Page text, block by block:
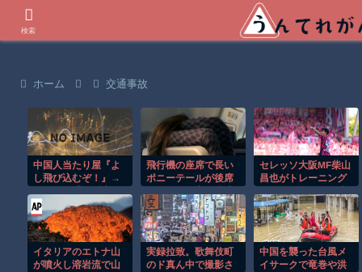
ホーム 交通事故
中国人当たり屋『よ
し飛び込むぞ！』→
強すぎて吹いたｗ
飛行機の座席で長い
ポニーテールが後席
行為！！
セレッソ大阪MF柴山
昌也がトレーニング
複合靭帯損傷で長期
離脱へ
イタリアのエトナ山
が噴火し溶岩流で山
実録拉致。歌舞伎町
のド真ん中で撮影さ
中国を襲った台風メ
イサークで竜巻や洪
検索